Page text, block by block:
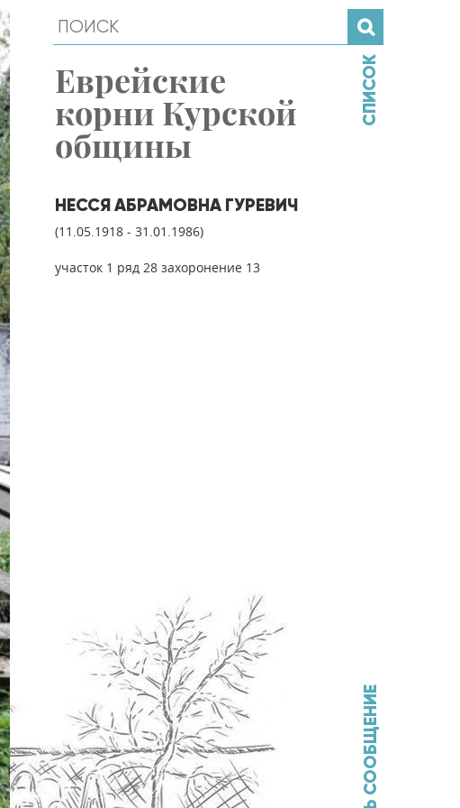
Еврейские
корни Курской
общины
НЕССЯ АБРАМОВНА ГУРЕВИЧ
(11.05.1918 - 31.01.1986)
участок 1 ряд 28 захоронение 13
СПИСОК